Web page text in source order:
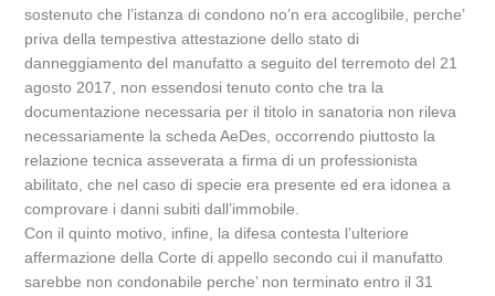
sostenuto che l’istanza di condono no’n era accoglibile, perche’
priva della tempestiva attestazione dello stato di
danneggiamento del manufatto a seguito del terremoto del 21
agosto 2017, non essendosi tenuto conto che tra la
documentazione necessaria per il titolo in sanatoria non rileva
necessariamente la scheda AeDes, occorrendo piuttosto la
relazione tecnica asseverata a firma di un professionista
abilitato, che nel caso di specie era presente ed era idonea a
comprovare i danni subiti dall’immobile.
Con il quinto motivo, infine, la difesa contesta l’ulteriore
affermazione della Corte di appello secondo cui il manufatto
sarebbe non condonabile perche’ non terminato entro il 31